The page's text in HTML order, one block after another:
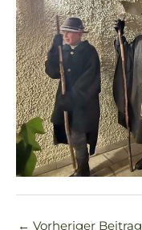
← Vorheriger Beitrag